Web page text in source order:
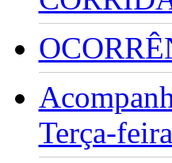
Terça-